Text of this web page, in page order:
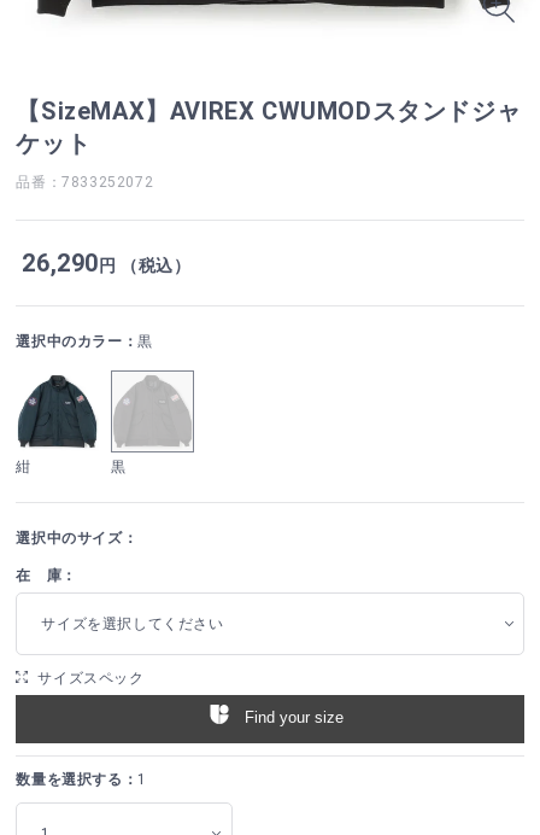
【SizeMAX】AVIREX CWUMODスタンドジャ
ケット
品番：7833252072
26,290円 （税込）
選択中のカラー：黒
紺 黒
選択中のサイズ：
在 庫：
サイズを選択してください
サイズスペック
Find your size
数量を選択する： 1